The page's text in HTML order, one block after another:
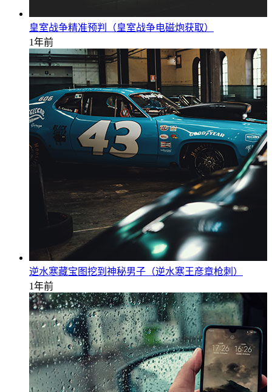
皇室战争精准预判（皇室战争电磁炮获取）
1年前
逆水寒藏宝图挖到神秘男子（逆水寒王彦章枪刺）
1年前